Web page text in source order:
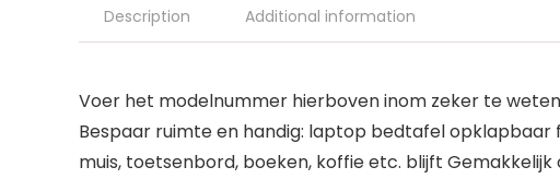
Description Additional information
Voer het modelnummer hierboven inom zeker te
Bespaar ruimte en handig: laptop bedtafel opklapbaar
muis, toetsenbord, boeken, koffie etc. blijft